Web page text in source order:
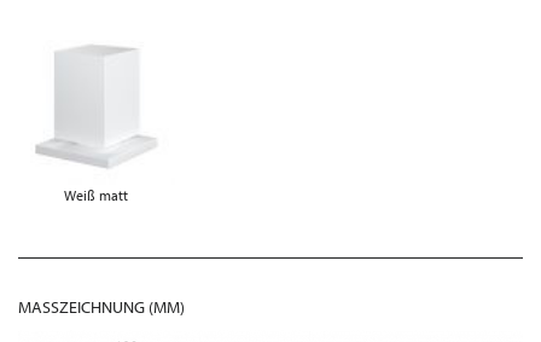
Weiß matt
MASSZEICHNUNG (MM)